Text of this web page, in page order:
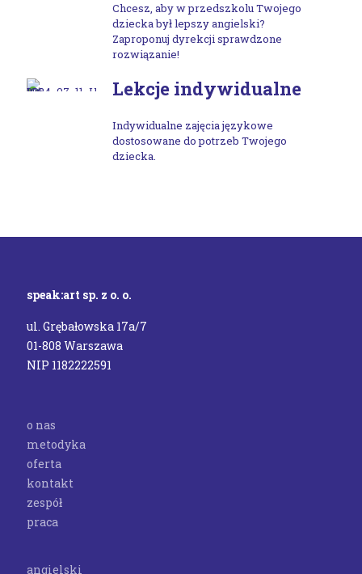
Chcesz, aby w przedszkolu Twojego
dziecka był lepszy angielski?
Zaproponuj dyrekcji sprawdzone
rozwiązanie!
Lekcje indywidualne
Indywidualne zajęcia językowe
dostosowane do potrzeb Twojego
dziecka.
speak:art sp. z o. o.
ul. Grębałowska 17a/7
01-808 Warszawa
NIP 1182222591
o nas
metodyka
oferta
kontakt
zespół
praca
angielski